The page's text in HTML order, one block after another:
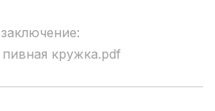
кружка.pdf